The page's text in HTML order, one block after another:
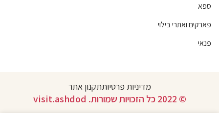
ספא
פארקים ואתרי בילוי
פנאי
מדיניות פרטיותתקנון אתר
© 2022 כל הזכויות שמורות. visit.ashdod